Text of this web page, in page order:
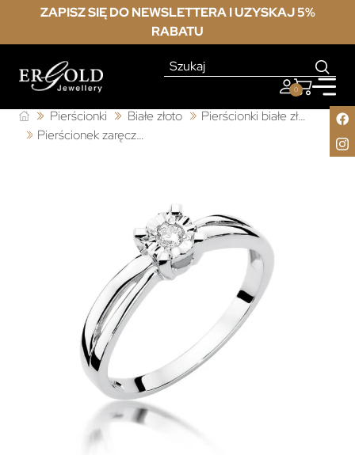
ZAPISZ SIĘ DO NEWSLETTERA I UZYSKAJ 5%
RABATU
0
Pierścionki Białe złoto
Pierścionki białe złoto z diamentem
Pierścionek zaręczynowy z diamentem białe złoto 0,08ct